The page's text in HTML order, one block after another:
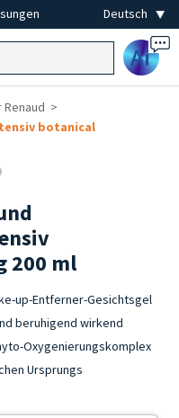
Ai
Renaud
botanical
200 ml
up-Entferner-Gesichtsgel
beruhigend wirkend
Oxygenierungskomplex
Ursprungs